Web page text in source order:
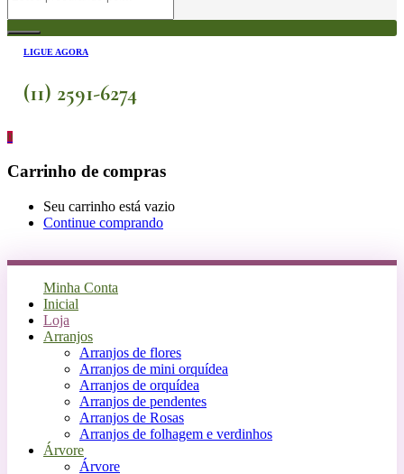
LIGUE AGORA
(11) 2591-6274
0
Carrinho de compras
Seu carrinho está vazio
Continue comprando
Minha Conta
Inicial
Loja
Arranjos
Arranjos de flores
Arranjos de mini orquídea
Arranjos de orquídea
Arranjos de pendentes
Arranjos de Rosas
Arranjos de folhagem e verdinhos
Árvore
Árvore